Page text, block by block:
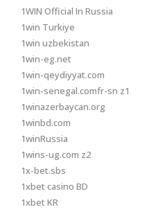
1WIN Official In Russia
1win Turkiye
1win uzbekistan
1win-eg.net
1win-qeydiyyat.com
1win-senegal.comfr-sn z1
1winazerbaycan.org
1winbd.com
1winRussia
1wins-ug.com z2
1x-bet.sbs
1xbet casino BD
1xbet KR